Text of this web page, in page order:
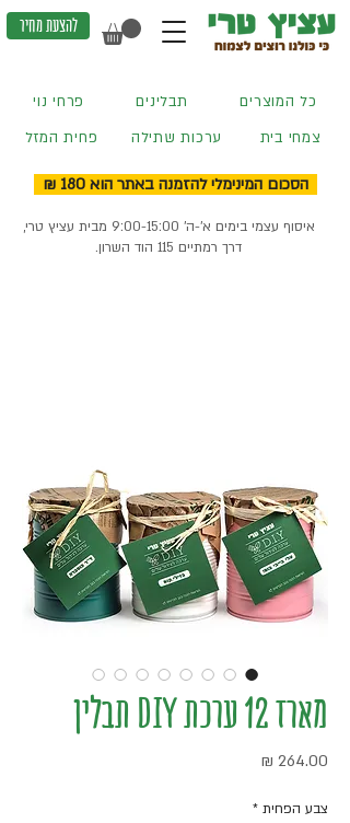
להצעת מחיר
פרחי נוי תבלינים
כל המוצרים
פחית המזל
ערכות שתילה צמחי בית
הסכום המינימלי להזמנה באתר הוא 180 ₪
מארז 12 ערכת DIY תבלין
צבע הפחית *
איסוף עצמי בימים א'-ה' 9:00-15:00 מבית עציץ טרי,
דרך רמתיים 115 הוד השרון.